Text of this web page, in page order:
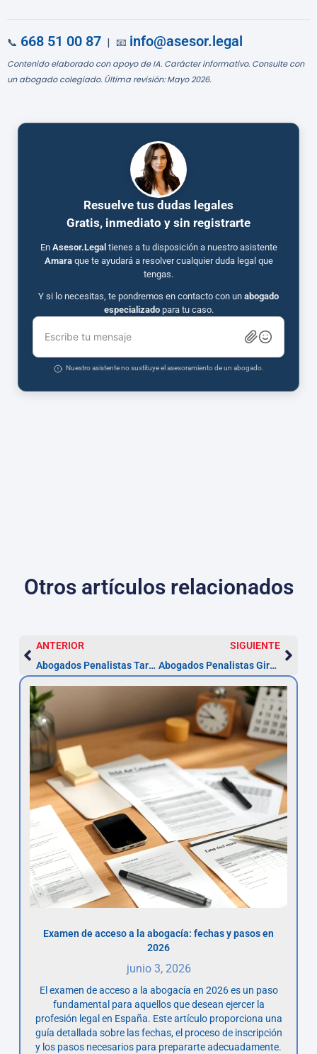
📞 668 51 00 87 | 📧 info@asesor.legal
Contenido elaborado con apoyo de IA. Carácter informativo. Consulte con
un abogado colegiado. Última revisión: Mayo 2026.
Resuelve tus dudas legales
Gratis, inmediato y sin registrarte
En Asesor.Legal tienes a tu disposición a nuestro asistente
Amaraque te ayudará a resolver cualquier duda legal que
tengas.
Y si lo necesitas, te pondremos en contacto con un abogado
especializadopara tu caso.
Escribe tu mensaje
Nuestro asistente no sustituye el asesoramiento de un abogado.
Otros artículos relacionados
ANTERIOR
Abogados Penalistas Tarragona — Defensa desde la detención
SIGUIENTE
Abogados Penalistas Girona — pasos y plazo para recurrir
Examen de acceso a la abogacía: fechas y pasos en
2026
junio 3, 2026
El examen de acceso a la abogacía en 2026 es un paso
fundamental para aquellos que desean ejercer la
profesión legal en España. Este artículo proporciona una
guía detallada sobre las fechas, el proceso de inscripción
y los pasos necesarios para prepararte adecuadamente.